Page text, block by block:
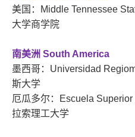
美国：Middle Tennessee
大学商学院
南美洲 South America
墨西哥：Universidad
斯大学
厄瓜多尔：Escuela
拉索理工大学